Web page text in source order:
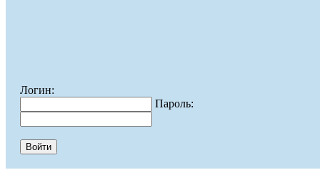
Логин:
Пароль: